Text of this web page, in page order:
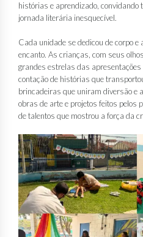
histórias e aprendizado, convidando
jornada literária inesquecível.
Cada unidade se dedicou de corpo
encanto. As crianças, com seus
grandes estrelas das
contação de histórias que
brincadeiras que uniram diversão e
obras de arte e projetos feitos pelos
de talentos que mostrou a força da